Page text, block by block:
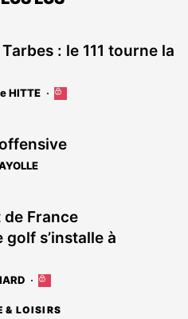
: le 111 tourne la
HITTE
Cet
réservé
aux
France
s’installe à
Cet
est
& LOISIRS